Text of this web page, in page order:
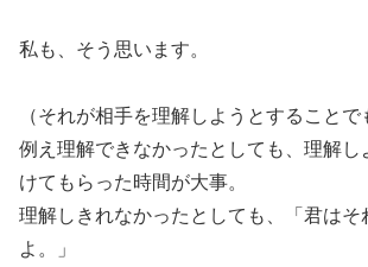
私も、そう思います。
（それが相手を理解しようとすることで
例え理解できなかったとしても、理解し
けてもらった時間が大事。
理解しきれなかったとしても、「君はそ
よ。」